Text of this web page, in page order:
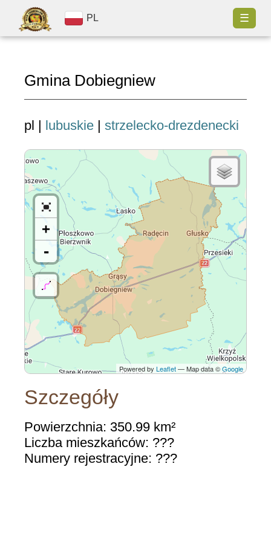
PL ☰
Gmina Dobiegniew
pl | lubuskie | strzelecko-drezdenecki
+
-
Powered by Leaflet— Map data ©Google
Szczegóły
Powierzchnia: 350.99 km²
Liczba mieszkańców: ???
Numery rejestracyjne: ???